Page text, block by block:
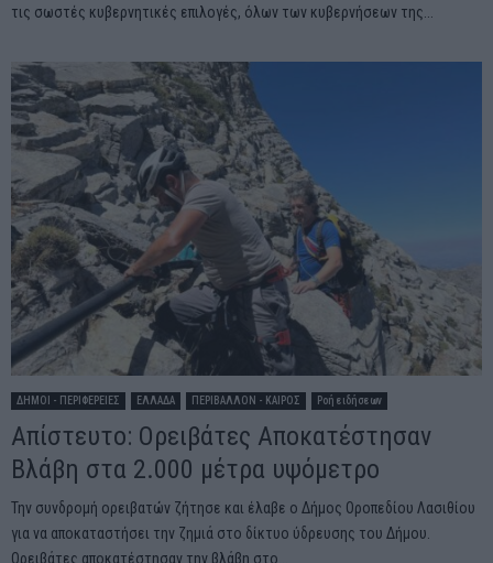
τις σωστές κυβερνητικές επιλογές, όλων των κυβερνήσεων της...
ΔΗΜΟΙ - ΠΕΡΙΦΕΡΕΙΕΣ ΕΛΛΑΔΑ ΠΕΡΙΒΑΛΛΟΝ - ΚΑΙΡΟΣ Ροή ειδήσεων
Απίστευτο: Ορειβάτες Αποκατέστησαν
Βλάβη στα 2.000 μέτρα υψόμετρο
Την συνδρομή ορειβατών ζήτησε και έλαβε ο Δήμος Οροπεδίου Λασιθίου
για να αποκαταστήσει την ζημιά στο δίκτυο ύδρευσης του Δήμου.
Ορειβάτες αποκατέστησαν την βλάβη στο...